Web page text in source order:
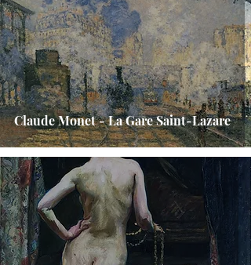
Claude Monet - La Gare Saint-Lazare